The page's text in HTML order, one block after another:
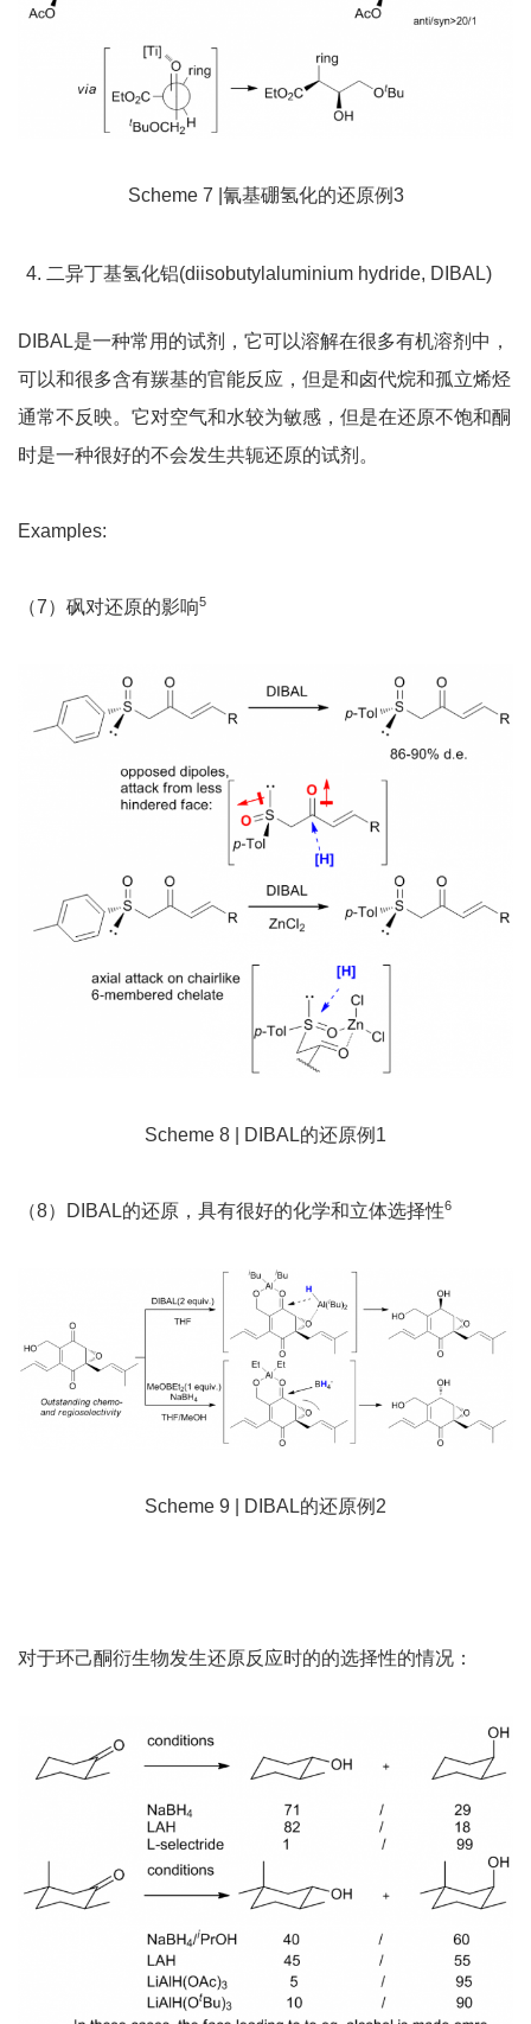
Scheme 7 |氰基硼氢化的还原例3
二异丁基氢化铝(diisobutylaluminium hydride, DIBAL)
DIBAL是一种常用的试剂，它可以溶解在很多有机溶剂中，
可以和很多含有羰基的官能反应，但是和卤代烷和孤立烯烃
通常不反映。它对空气和水较为敏感，但是在还原不饱和酮
时是一种很好的不会发生共轭还原的试剂。
Examples:
（7）砜对还原的影响5
Scheme 8 | DIBAL的还原例1
（8）DIBAL的还原，具有很好的化学和立体选择性6
Scheme 9 | DIBAL的还原例2
对于环己酮衍生物发生还原反应时的的选择性的情况：